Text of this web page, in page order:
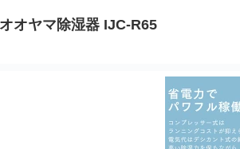
オヤマ除湿器 IJC-R65